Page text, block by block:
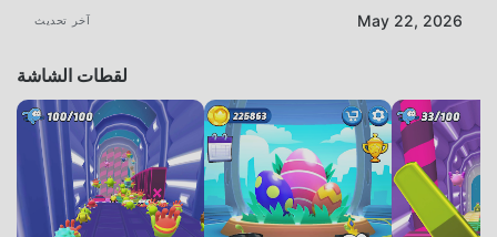
آخر تحديث May 22, 2026
لقطات الشاشة